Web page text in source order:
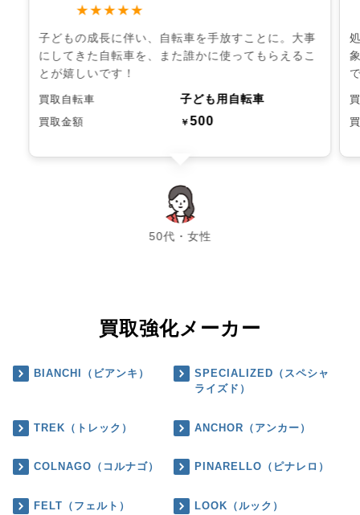
★★★★★
子どもの成長に伴い、自転車を手放すことに。大事
にしてきた自転車を、また誰かに使ってもらえるこ
とが嬉しいです！
買取自転車 子ども用自転車
買取金額 ￥500
50代・女性
chevron_left chevron_right
買取強化メーカー
BIANCHI（ビアンキ）
SPECIALIZED（スペシャ
ライズド）
TREK（トレック） ANCHOR（アンカー）
COLNAGO（コルナゴ） PINARELLO（ピナレロ）
FELT（フェルト） LOOK（ルック）